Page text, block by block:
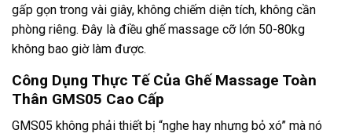
gấp gọn trong vài giây, không chiếm diện tích, không cần
phòng riêng. Đây là điều ghế massage cỡ lớn 50-80kg
không bao giờ làm được.
Công Dụng Thực Tế Của Ghế Massage Toàn
Thân GMS05 Cao Cấp
GMS05 không phải thiết bị “nghe hay nhưng bỏ xó” mà nó